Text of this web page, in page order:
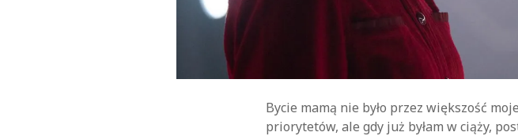
Bycie mamą nie było przez większość
priorytetów, ale gdy już byłam w ciąży,